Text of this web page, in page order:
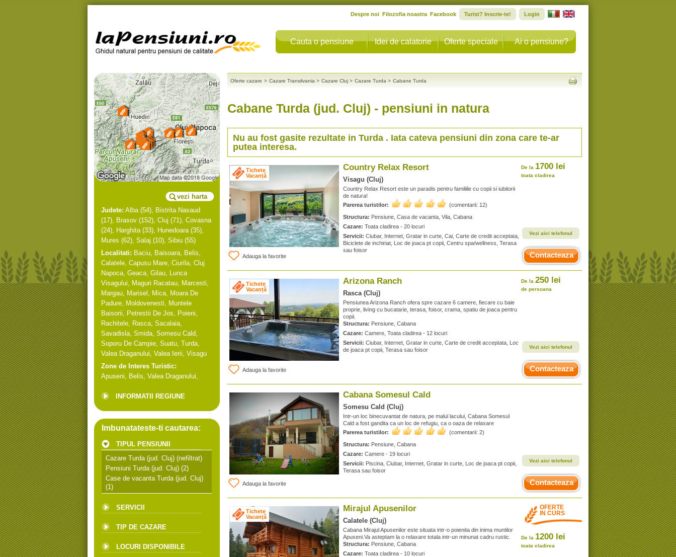
Cauta o pensiune Idei de calatorie Oferte speciale Ai o pensiune?
Despre noi Filozofia noastra Facebook Turist? Inscrie-te! Login
vezi harta
Judete: Alba(54), Bistrita Nasaud
(17), Brasov (152), Cluj (71), Covasna
(24), Harghita(33), Hunedoara(35),
Mures (62), Salaj (10), Sibiu (55)
Localitati: Baciu, Baisoara, Belis,
Calatele, Capusu Mare, Ciurila, Cluj
Napoca, Geaca, Gilau, Lunca
Visagului, Maguri Racatau, Marcesti,
Margau, Marisel , Mica, Moara De
Padure, Moldovenesti, Muntele
Baisorii, Petrestii De Jos, Poieni,
Rachitele, Rasca, Sacalaia,
Savadisla, Smida, Somesu Cald,
Soporu De Campie, Suatu, Turda,
Valea Draganului, Valea Ierii, Visagu
Zone de Interes Turistic:
Apuseni, Belis, Valea Draganului,
INFORMATII REGIUNE
Imbunatateste-ti cautarea:
TIPUL PENSIUNII
Cazare Turda (jud. Cluj) (nefiltrat)
Pensiuni Turda (jud. Cluj) (2)
Case de vacanta Turda (jud. Cluj)
(1)
SERVICII
TIP DE CAZARE
LOCURI DISPONIBILE
Oferte cazare > Cazare Transilvania > Cazare Cluj > Cazare Turda > Cabane Turda
Cabane Turda (jud. Cluj) - pensiuni in natura
Nu au fost gasite rezultate in Turda . Iata cateva pensiuni din zona care te-ar
putea interesa.
Tichete
Vacanță
Adauga la favorite
Country Relax Resort
Visagu (Cluj)
Country Relax Resort este un paradis pentru familiile cu copii si iubitorii
de natura!
Parerea turistilor:
(comentarii: 12)
Structura: Pensiune, Casa de vacanta, Vila, Cabana
Cazare: Toata cladirea - 20 locuri
Servicii: Ciubar, Internet, Gratar in curte, Cai, Carte de credit acceptata,
Biciclete de inchiriat, Loc de joaca pt copii, Centru spa/wellness, Terasa
sau foisor
De la 1700 lei
toata cladirea
Vezi aici telefonul
Contacteaza
Tichete
Vacanță
Adauga la favorite
Arizona Ranch
Rasca (Cluj)
Pensiunea Arizona Ranch ofera spre cazare 6 camere, fiecare cu baie
proprie, living cu bucatarie, terasa, foisor, crama, spatiu de joaca pentru
copii.
Structura: Pensiune, Cabana
Cazare: Camere, Toata cladirea - 12 locuri
Servicii: Ciubar, Internet, Gratar in curte, Carte de credit acceptata, Loc
de joaca pt copii, Terasa sau foisor
De la 250 lei
de persoana
Vezi aici telefonul
Contacteaza
Adauga la favorite
Cabana Somesul Cald
Somesu Cald (Cluj)
Intr-un loc binecuvantat de natura, pe malul lacului, Cabana Somesul
Cald a fost gandita ca un loc de refugiu, ca o oaza de relaxare
Parerea turistilor:
(comentarii: 2)
Structura: Pensiune, Cabana
Cazare: Camere - 19 locuri
Servicii: Piscina, Ciubar, Internet, Gratar in curte, Loc de joaca pt copii,
Terasa sau foisor
Vezi aici telefonul
Contacteaza
Tichete
Vacanță
Mirajul Apusenilor
Calatele (Cluj)
Cabana Mirajul Apusenilor este situata intr-o poienita din inima muntilor
Apuseni.Va asteptam la o relaxare totala intr-un minunat cadru rustic.
Structura: Pensiune, Cabana
Cazare: Toata cladirea - 10 locuri
OFERTE
IN CURS
De la 1200 lei
toata cladirea